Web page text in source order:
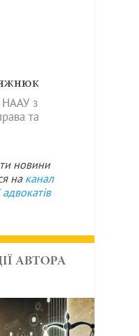
НААУ з
та
новини
на канал
АВТОРА